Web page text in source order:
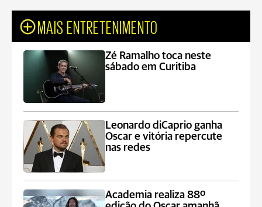
MAIS ENTRETENIMENTO
Zé Ramalho toca neste
sábado em Curitiba
Leonardo diCaprio ganha
Oscar e vitória repercute
nas redes
Academia realiza 88º